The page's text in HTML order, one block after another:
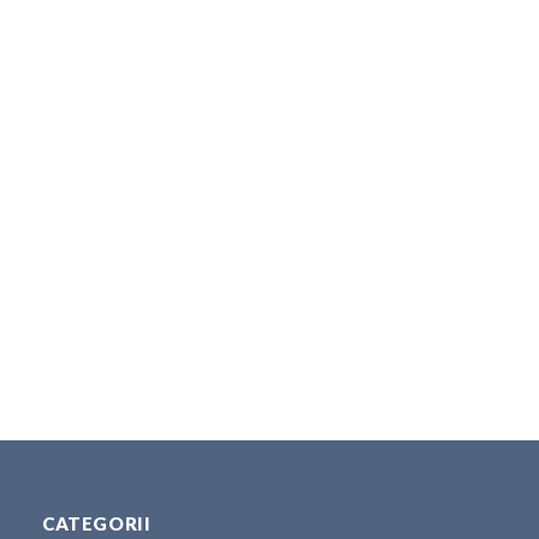
CATEGORII